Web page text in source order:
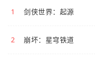
1 剑侠世界：起源
2 崩坏：星穹铁道